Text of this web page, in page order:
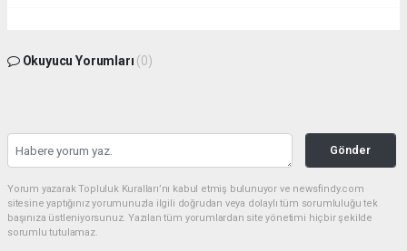
Okuyucu Yorumları (0)
Gönder
Yorum yazarak Topluluk Kuralları’nı kabul etmiş bulunuyor ve newsfindy.com
sitesine yaptığınız yorumunuzla ilgili doğrudan veya dolaylı tüm sorumluluğu tek
başınıza üstleniyorsunuz. Yazılan tüm yorumlardan site yönetimi hiçbir şekilde
sorumlu tutulamaz.